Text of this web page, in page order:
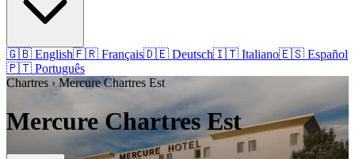
🇬🇧 English🇫🇷 Français🇩🇪 Deutsch🇮🇹 Italiano🇪🇸 Español
🇵🇹 Português
Chartres › Mercure Chartres Est
Mercure Chartres Est